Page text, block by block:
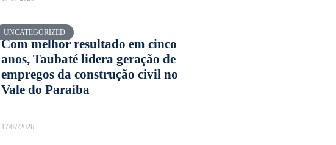
UNCATEGORIZED
Com melhor resultado em cinco
anos, Taubaté lidera geração de
empregos da construção civil no
Vale do Paraíba
17/07/2026